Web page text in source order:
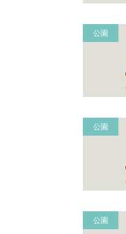
公園
公園
公園